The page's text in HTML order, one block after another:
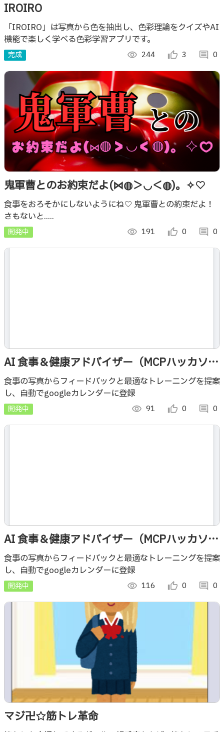
IROIRO
「IROIRO」は写真から色を抽出し、色彩理論をクイズやAI
機能で楽しく学べる色彩学習アプリです。
完成 visibility 244 thumb_up_alt 3 comment 0
鬼軍曹とのお約束だよ(⋈◍＞◡＜◍)。✧♡
食事をおろそかにしないようにね♡ 鬼軍曹との約束だよ！
さもないと.....
開発中 visibility 191 thumb_up_alt 0 comment 0
AI 食事＆健康アドバイザー（MCPハッカソ
ン）
食事の写真からフィードバックと最適なトレーニングを提案
し、自動でgoogleカレンダーに登録
開発中 visibility 91 thumb_up_alt 0 comment 0
AI 食事＆健康アドバイザー（MCPハッカソ
ン）
食事の写真からフィードバックと最適なトレーニングを提案
し、自動でgoogleカレンダーに登録
開発中 visibility 116 thumb_up_alt 0 comment 0
マジ卍☆筋トレ革命